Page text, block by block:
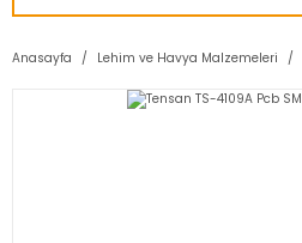
Anasayfa Lehim ve Havya Malzemeleri